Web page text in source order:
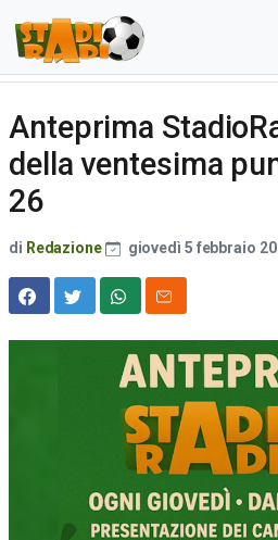
Anteprima
della ventesima
26
di Redazione giovedì 5 febbraio